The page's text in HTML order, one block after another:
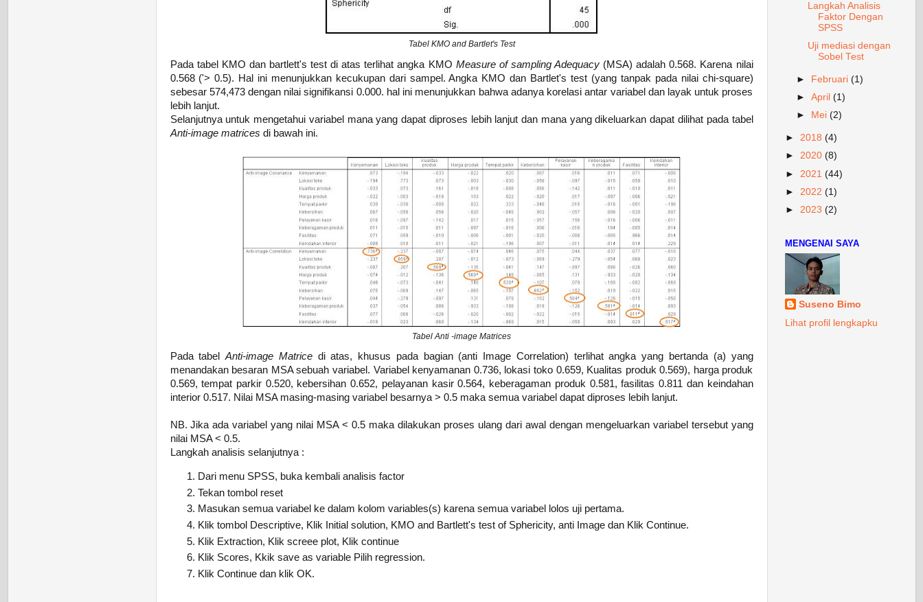
Tabel KMO and Bartlet's Test
Pada tabel KMO dan bartlett's test di atas terlihat angka KMO Measure of sampling Adequacy (MSA) adalah 0.568. Karena nilai
0.568 ('> 0.5). Hal ini menunjukkan kecukupan dari sampel. Angka KMO dan Bartlet's test (yang tanpak pada nilai chi-square)
sebesar 574,473 dengan nilai signifikansi 0.000. hal ini menunjukkan bahwa adanya korelasi antar variabel dan layak untuk proses
lebih lanjut.
Selanjutnya untuk mengetahui variabel mana yang dapat diproses lebih lanjut dan mana yang dikeluarkan dapat dilihat pada tabel
Anti-image matrices di bawah ini.
Tabel Anti -image Matrices
Pada tabelAnti-image Matrice di atas, khusus pada bagian (anti Image Correlation) terlihat angka yang bertanda (a) yang
menandakan besaran MSA sebuah variabel. Variabel kenyamanan 0.736, lokasi toko 0.659, Kualitas produk 0.569), harga produk
0.569, tempat parkir 0.520, kebersihan 0.652, pelayanan kasir 0.564, keberagaman produk 0.581, fasilitas 0.811 dan keindahan
interior 0.517. Nilai MSA masing-masing variabel besarnya > 0.5 maka semua variabel dapat diproses lebih lanjut.
NB. Jika ada variabel yang nilai MSA < 0.5 maka dilakukan proses ulang dari awal dengan mengeluarkan variabel tersebut yang
nilai MSA < 0.5.
Langkah analisis selanjutnya :
Dari menu SPSS, buka kembali analisis factor
Tekan tombol reset
Masukan semua variabel ke dalam kolom variables(s) karena semua variabel lolos uji pertama.
Klik tombol Descriptive, Klik Initial solution, KMO and Bartlett's test of Sphericity, anti Image dan Klik Continue.
Klik Extraction, Klik screee plot, Klik continue
Klik Scores, Kkik save as variable Pilih regression.
Klik Continue dan klik OK.
Langkah Analisis
Faktor Dengan
SPSS
Uji mediasi dengan
Sobel Test
► Februari (1)
► April (1)
►
Mei (2)
► 2018 (4)
► 2020 (8)
► 2021 (44)
► 2022 (1)
► 2023 (2)
MENGENAI SAYA
Suseno Bimo
Lihat profil lengkapku